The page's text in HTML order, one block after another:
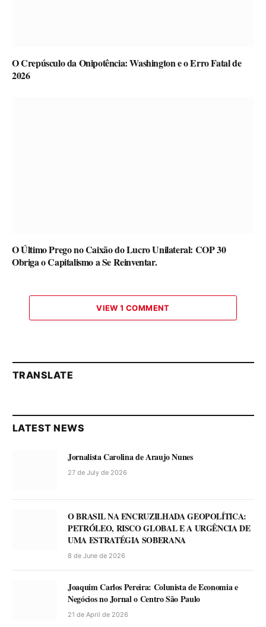
O Crepúsculo da Onipotência: Washington e o Erro Fatal de
2026
O Último Prego no Caixão do Lucro Unilateral: COP 30
Obriga o Capitalismo a Se Reinventar.
VIEW 1 COMMENT
TRANSLATE
LATEST NEWS
Jornalista Carolina de Araujo Nunes
27 de July de 2026
O BRASIL NA ENCRUZILHADA GEOPOLÍTICA:
PETRÓLEO, RISCO GLOBAL E A URGÊNCIA DE
UMA ESTRATÉGIA SOBERANA
8 de June de 2026
Joaquim Carlos Pereira: Colunista de Economia e
Negócios no Jornal o Centro São Paulo
21 de April de 2026